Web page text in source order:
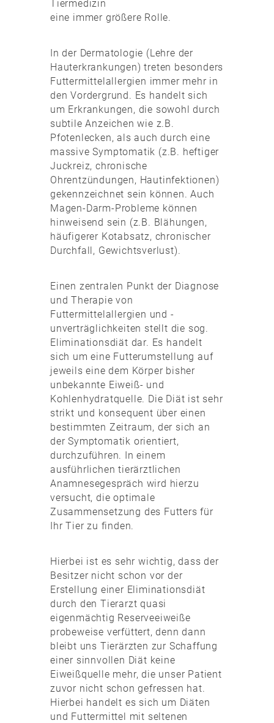
Tiermedizin
eine immer größere Rolle.
In der Dermatologie (Lehre der
Hauterkrankungen) treten besonders
Futtermittelallergien immer mehr in
den Vordergrund. Es handelt sich
um Erkrankungen, die sowohl durch
subtile Anzeichen wie z.B.
Pfotenlecken, als auch durch eine
massive Symptomatik (z.B. heftiger
Juckreiz, chronische
Ohrentzündungen, Hautinfektionen)
gekennzeichnet sein können. Auch
Magen-Darm-Probleme können
hinweisend sein (z.B. Blähungen,
häufigerer Kotabsatz, chronischer
Durchfall, Gewichtsverlust).
Einen zentralen Punkt der Diagnose
und Therapie von
Futtermittelallergien und -
unverträglichkeiten stellt die sog.
Eliminationsdiät dar. Es handelt
sich um eine Futterumstellung auf
jeweils eine dem Körper bisher
unbekannte Eiweiß- und
Kohlenhydratquelle. Die Diät ist sehr
strikt und konsequent über einen
bestimmten Zeitraum, der sich an
der Symptomatik orientiert,
durchzuführen. In einem
ausführlichen tierärztlichen
Anamnesegespräch wird hierzu
versucht, die optimale
Zusammensetzung des Futters für
Ihr Tier zu finden.
Hierbei ist es sehr wichtig, dass der
Besitzer nicht schon vor der
Erstellung einer Eliminationsdiät
durch den Tierarzt quasi
eigenmächtig Reserveeiweiße
probeweise verfüttert, denn dann
bleibt uns Tierärzten zur Schaffung
einer sinnvollen Diät keine
Eiweißquelle mehr, die unser Patient
zuvor nicht schon gefressen hat.
Hierbei handelt es sich um Diäten
und Futtermittel mit seltenen